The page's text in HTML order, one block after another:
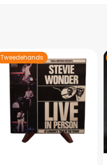
Tweedehands